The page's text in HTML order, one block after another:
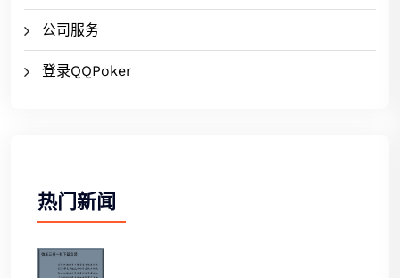
公司服务
登录QQPoker
热门新闻